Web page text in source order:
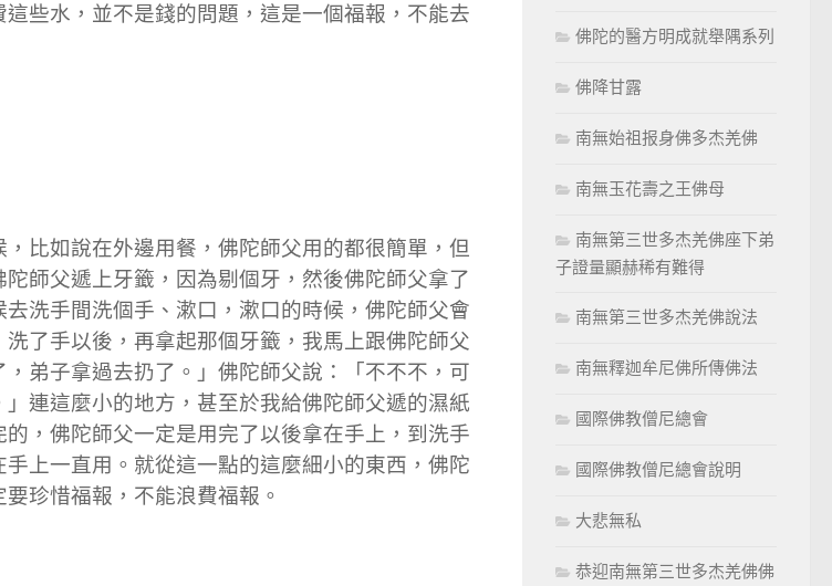
些水，並不是錢的問題，這是一個福報，不能去
比如說在外邊用餐，佛陀師父用的都很簡單，但
師父遞上牙籤，因為剔個牙，然後佛陀師父拿了
洗手間洗個手、漱口，漱口的時候，佛陀師父會
了手以後，再拿起那個牙籤，我馬上跟佛陀師父
弟子拿過去扔了。」佛陀師父說：「不不不，可
連這麼小的地方，甚至於我給佛陀師父遞的濕紙
，佛陀師父一定是用完了以後拿在手上，到洗手
手上一直用。就從這一點的這麼細小的東西，佛陀
珍惜福報，不能浪費福報。
佛陀的醫方明成就舉隅系列
佛降甘露
南無始祖报身佛多杰羌佛
南無玉花壽之王佛母
南無第三世多杰羌佛座下弟
子證量顯赫稀有難得
南無第三世多杰羌佛說法
南無釋迦牟尼佛所傳佛法
國際佛教僧尼總會
國際佛教僧尼總會說明
大悲無私
恭迎南無第三世多杰羌佛佛